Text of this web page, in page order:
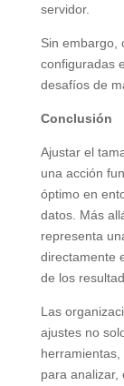
servidor.
Sin embargo,
configuradas
desafíos de
Conclusión
Ajustar el
una acción
óptimo en
datos. Más
representa
directamente
de los
Las
ajustes no
para analizar,